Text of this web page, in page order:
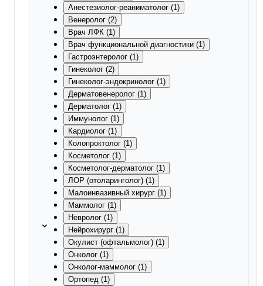
Анестезиолог-реаниматолог (1)
Венеролог (2)
Врач ЛФК (1)
Врач функциональной диагностики (1)
Гастроэнтеролог (1)
Гинеколог (2)
Гинеколог-эндокринолог (1)
Дерматовенеролог (1)
Дерматолог (1)
Иммунолог (1)
Кардиолог (1)
Колопроктолог (1)
Косметолог (1)
Косметолог-дерматолог (1)
ЛОР (отоларинголог) (1)
Малоинвазивный хирург (1)
Маммолог (1)
Невролог (1)
Нейрохирург (1)
Окулист (офтальмолог) (1)
Онколог (1)
Онколог-маммолог (1)
Ортопед (1)